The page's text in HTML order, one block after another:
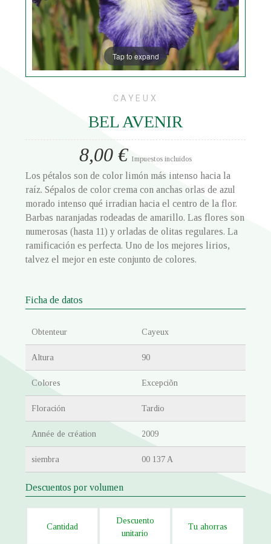
Tap to expand
CAYEUX
BEL AVENIR
8,00 € Impuestos incluidos
Los pétalos son de color limón más intenso hacia la
raíz. Sépalos de color crema con anchas orlas de azul
morado intenso qué irradian hacia el centro de la flor.
Barbas naranjadas rodeadas de amarillo. Las flores son
numerosas (hasta 11) y orladas de olitas regulares. La
ramificación es perfecta. Uno de los mejores lirios,
talvez el mejor en este conjunto de colores.
Ficha de datos
Obtenteur Cayeux
Altura 90
Colores Excepciõn
Floración Tardio
Année de création 2009
siembra 00 137 A
Descuentos por volumen
Cantidad
Descuento
unitario
Tu ahorras